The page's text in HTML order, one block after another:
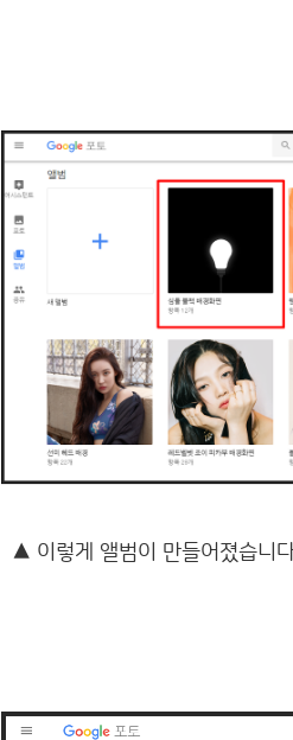
▲ 이렇게 앨범이 만들어졌습니